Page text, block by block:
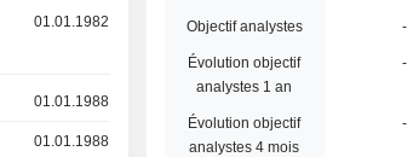
01.01.1982
01.01.1988
01.01.1988
Objectif analystes -
Évolution objectif
analystes 1 an
-
Évolution objectif
analystes 4 mois
-